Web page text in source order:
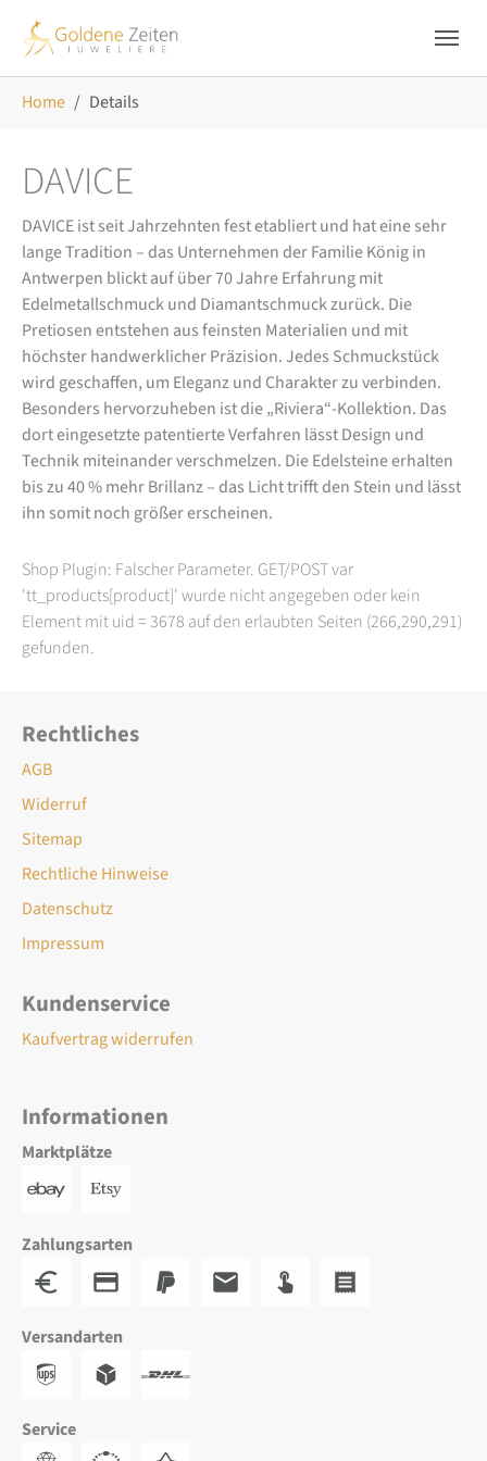
Home Details
DAVICE
DAVICE ist seit Jahrzehnten fest etabliert und hat eine sehr
lange Tradition – das Unternehmen der Familie König in
Antwerpen blickt auf über 70 Jahre Erfahrung mit
Edelmetallschmuck und Diamantschmuck zurück. Die
Pretiosen entstehen aus feinsten Materialien und mit
höchster handwerklicher Präzision. Jedes Schmuckstück
wird geschaffen, um Eleganz und Charakter zu verbinden.
Besonders hervorzuheben ist die „Riviera“-Kollektion. Das
dort eingesetzte patentierte Verfahren lässt Design und
Technik miteinander verschmelzen. Die Edelsteine erhalten
bis zu 40 % mehr Brillanz – das Licht trifft den Stein und lässt
ihn somit noch größer erscheinen.
Shop Plugin: Falscher Parameter. GET/POST var
'tt_products[product]' wurde nicht angegeben oder kein
Element mit uid = 3678 auf den erlaubten Seiten (266,290,291)
gefunden.
Rechtliches
AGB
Widerruf
Sitemap
Rechtliche Hinweise
Datenschutz
Impressum
Kundenservice
Kaufvertrag widerrufen
Informationen
Marktplätze
Zahlungsarten
Versandarten
Service